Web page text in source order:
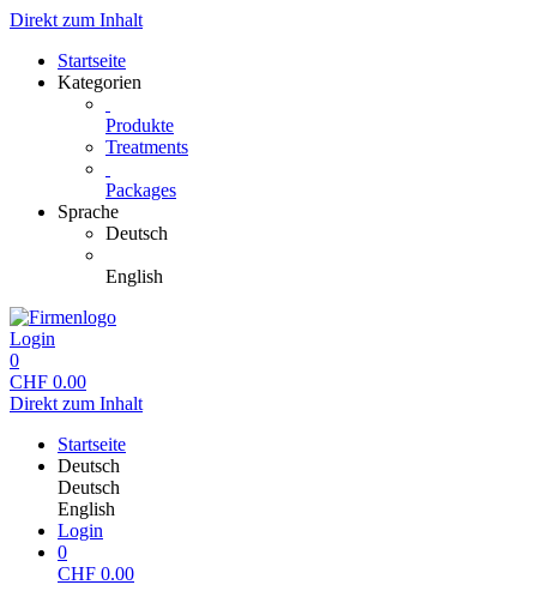
Direkt zum Inhalt
Startseite
Kategorien
Produkte
Treatments
Packages
Sprache
Deutsch
English
Login
0
CHF 0.00
Direkt zum Inhalt
Startseite
Deutsch
Deutsch
English
Login
0
CHF 0.00